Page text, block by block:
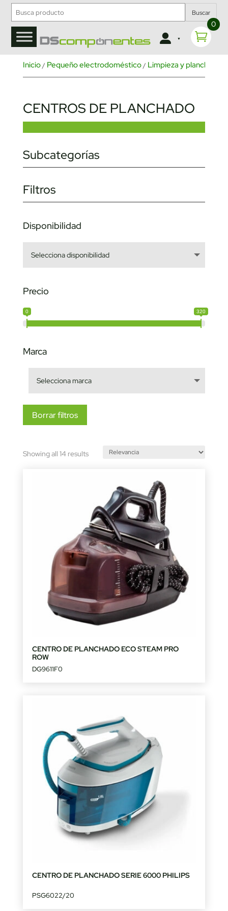
Buscar
0
Inicio/ Pequeño electrodoméstico/ Limpieza y planchado
CENTROS DE PLANCHADO
Subcategorías
Filtros
Disponibilidad
Precio
0 320
Marca
Borrar filtros
Showing all 14 resultsSorted
CENTRO DE PLANCHADO ECO STEAM PRO
ROW
DG9611F0
CENTRO DE PLANCHADO SERIE 6000 PHILIPS
PSG6022/20